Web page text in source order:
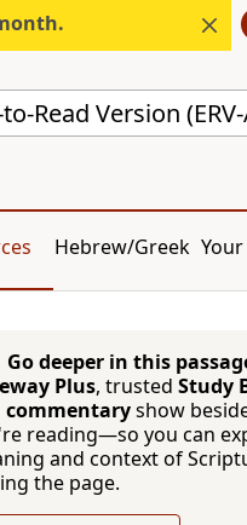
Read Version
Hebrew/Greek
Go deeper in this
Plus, trusted Study
commentaryshow
reading—so you can
and context of
the page.